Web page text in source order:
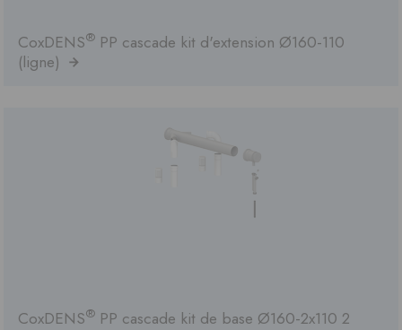
CoxDENS® PP cascade kit d'extension Ø160-110
(ligne)
CoxDENS® PP cascade kit de base Ø160-2x110 2